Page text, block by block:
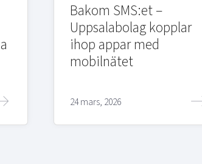
Bakom SMS:et –
Uppsalabolag kopplar
ihop appar med
mobilnätet
24 mars, 2026